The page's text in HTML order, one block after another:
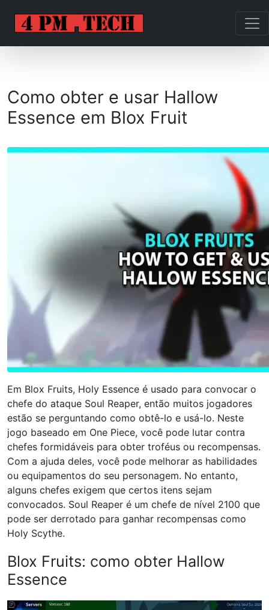
Como obter e usar Hallow
Essence em Blox Fruit
Em Blox Fruits, Holy Essence é usado para convocar o
chefe do ataque Soul Reaper, então muitos jogadores
estão se perguntando como obtê-lo e usá-lo. Neste
jogo baseado em One Piece, você pode lutar contra
chefes formidáveis ​​para obter troféus ou recompensas.
Com a ajuda deles, você pode melhorar as habilidades
ou equipamentos do seu personagem. No entanto,
alguns chefes exigem que certos itens sejam
convocados. Soul Reaper é um chefe de nível 2100 que
pode ser derrotado para ganhar recompensas como
Holy Scythe.
Blox Fruits: como obter Hallow
Essence